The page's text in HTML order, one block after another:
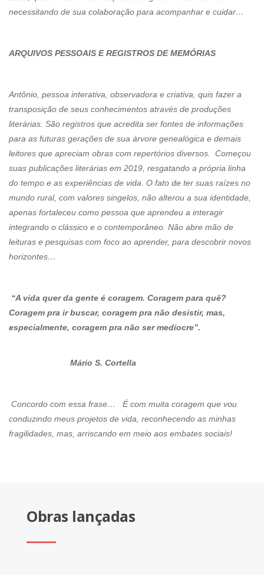
necessitando de sua colaboração para acompanhar e cuidar…
ARQUIVOS PESSOAIS E REGISTROS DE MEMÓRIAS
Antônio, pessoa interativa, observadora e criativa, quis fazer a
transposição de seus conhecimentos através de produções
literárias. São registros que acredita ser fontes de informações
para as futuras gerações de sua árvore genealógica e demais
leitores que apreciam obras com repertórios diversos. Começou
suas publicações literárias em 2019, resgatando a própria linha
do tempo e as experiências de vida. O fato de ter suas raízes no
mundo rural, com valores singelos, não alterou a sua identidade,
apenas fortaleceu como pessoa que aprendeu a interagir
integrando o clássico e o contemporâneo. Não abre mão de
leituras e pesquisas com foco ao aprender, para descobrir novos
horizontes…
“A vida quer da gente é coragem. Coragem para quê?
Coragem pra ir buscar, coragem pra não desistir, mas,
especialmente, coragem pra não ser medíocre”.
Mário S. Cortella
Concordo com essa frase… É com muita coragem que vou
conduzindo meus projetos de vida, reconhecendo as minhas
fragilidades, mas, arriscando em meio aos embates sociais!
Obras lançadas